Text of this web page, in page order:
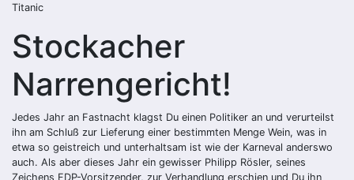
Titanic
Stockacher
Narrengericht!
Jedes Jahr an Fastnacht klagst Du einen Politiker an und verurteilst
ihn am Schluß zur Lieferung einer bestimmten Menge Wein, was in
etwa so geistreich und unterhaltsam ist wie der Karneval anderswo
auch. Als aber dieses Jahr ein gewisser Philipp Rösler, seines
Zeichens FDP-Vorsitzender, zur Verhandlung erschien und Du ihn